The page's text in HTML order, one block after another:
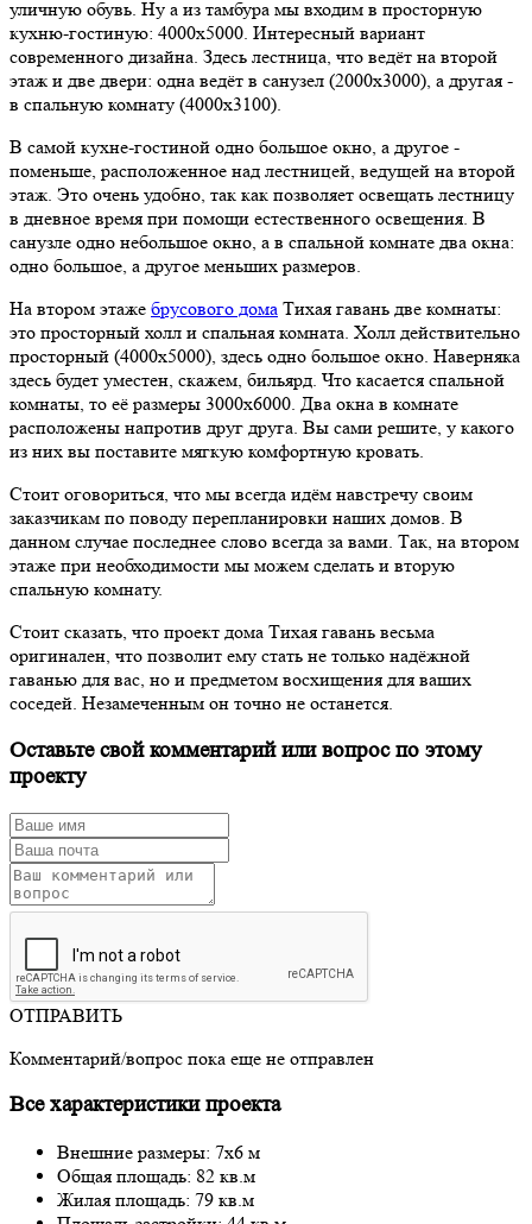
уличную обувь. Ну а из тамбура мы входим в просторную
кухню-гостиную: 4000х5000. Интересный вариант
современного дизайна. Здесь лестница, что ведёт на второй
этаж и две двери: одна ведёт в санузел (2000х3000), а другая -
в спальную комнату (4000х3100).
В самой кухне-гостиной одно большое окно, а другое -
поменьше, расположенное над лестницей, ведущей на второй
этаж. Это очень удобно, так как позволяет освещать лестницу
в дневное время при помощи естественного освещения. В
санузле одно небольшое окно, а в спальной комнате два окна:
одно большое, а другое меньших размеров.
На втором этаже брусового дома Тихая гавань две комнаты:
это просторный холл и спальная комната. Холл действительно
просторный (4000х5000), здесь одно большое окно. Наверняка
здесь будет уместен, скажем, бильярд. Что касается спальной
комнаты, то её размеры 3000х6000. Два окна в комнате
расположены напротив друг друга. Вы сами решите, у какого
из них вы поставите мягкую комфортную кровать.
Стоит оговориться, что мы всегда идём навстречу своим
заказчикам по поводу перепланировки наших домов. В
данном случае последнее слово всегда за вами. Так, на втором
этаже при необходимости мы можем сделать и вторую
спальную комнату.
Стоит сказать, что проект дома Тихая гавань весьма
оригинален, что позволит ему стать не только надёжной
гаванью для вас, но и предметом восхищения для ваших
соседей. Незамеченным он точно не останется.
Оставьте свой комментарий или вопрос по этому
проекту
ОТПРАВИТЬ
Комментарий/вопрос пока еще не отправлен
Все характеристики проекта
Внешние размеры: 7x6 м
Общая площадь: 82 кв.м
Жилая площадь: 79 кв.м